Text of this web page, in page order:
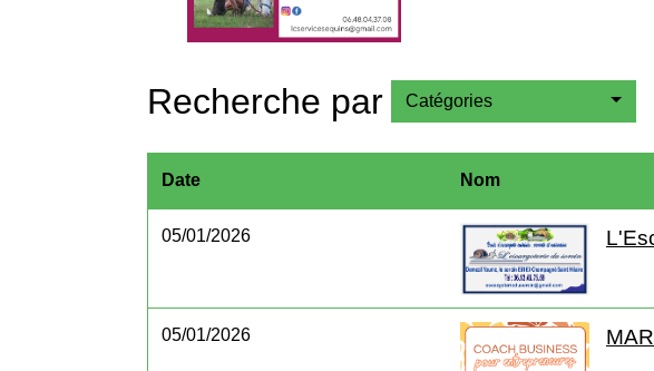
Recherche par Catégories
Date Nom
05/01/2026
05/01/2026